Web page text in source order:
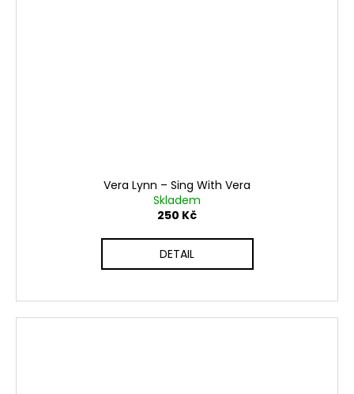
Vera Lynn ‎– Sing With Vera
Skladem
250 Kč
DETAIL